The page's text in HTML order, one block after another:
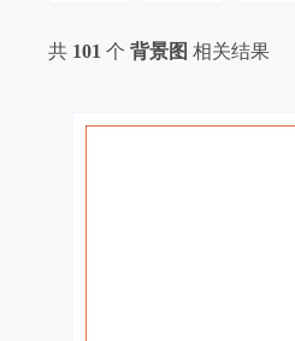
共 101 个 背景图 相关结果